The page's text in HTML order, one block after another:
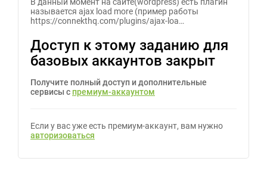
называется ajax load more (пример работы
https://connekthq.com/plugins/ajax-loa…
Доступ к этому заданию для
базовых аккаунтов закрыт
Получите полный доступ и дополнительные
сервисы с премиум-аккаунтом
Если у вас уже есть премиум-аккаунт, вам нужно
авторизоваться